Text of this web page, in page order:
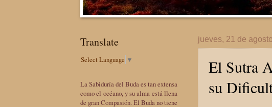
jueves, 21 de
El Sutra
su
Translate
Select Language ▼
La Sabiduría del Buda es tan extensa
como el océano, y su alma está llena
de gran Compasión. El Buda no tiene